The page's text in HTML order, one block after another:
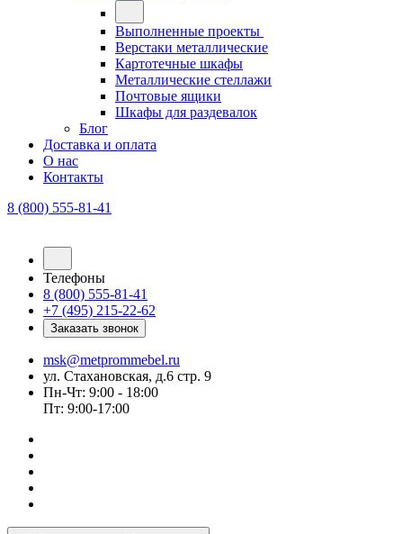
Выполненные проекты
Верстаки металлические
Картотечные шкафы
Металлические стеллажи
Почтовые ящики
Шкафы для раздевалок
Блог
Доставка и оплата
О нас
Контакты
8 (800) 555-81-41
Телефоны
8 (800) 555-81-41
+7 (495) 215-22-62
Заказать звонок
msk@metprommebel.ru
ул. Стахановская, д.6 стр. 9
Пн-Чт: 9:00 - 18:00
Пт: 9:00-17:00